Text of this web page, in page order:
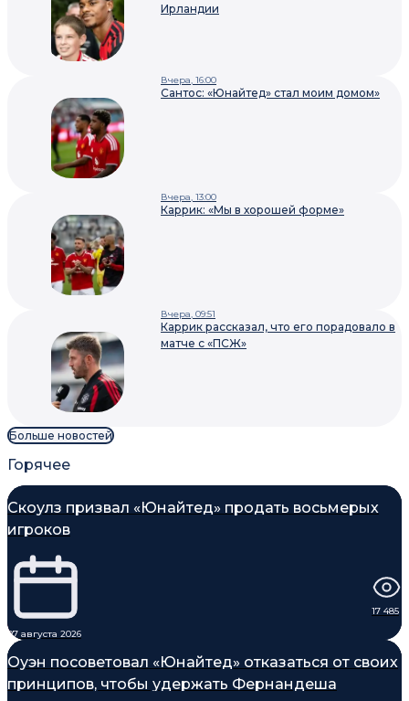
Ирландии
Вчера, 16:00
Сантос: «Юнайтед» стал моим домом»
Вчера, 13:00
Каррик: «Мы в хорошей форме»
Вчера, 09:51
Каррик рассказал, что его порадовало в
матче с «ПСЖ»
Больше новостей
Горячее
Скоулз призвал «Юнайтед» продать восьмерых
игроков
07 августа 2026
17 485
Оуэн посоветовал «Юнайтед» отказаться от своих
принципов, чтобы удержать Фернандеша